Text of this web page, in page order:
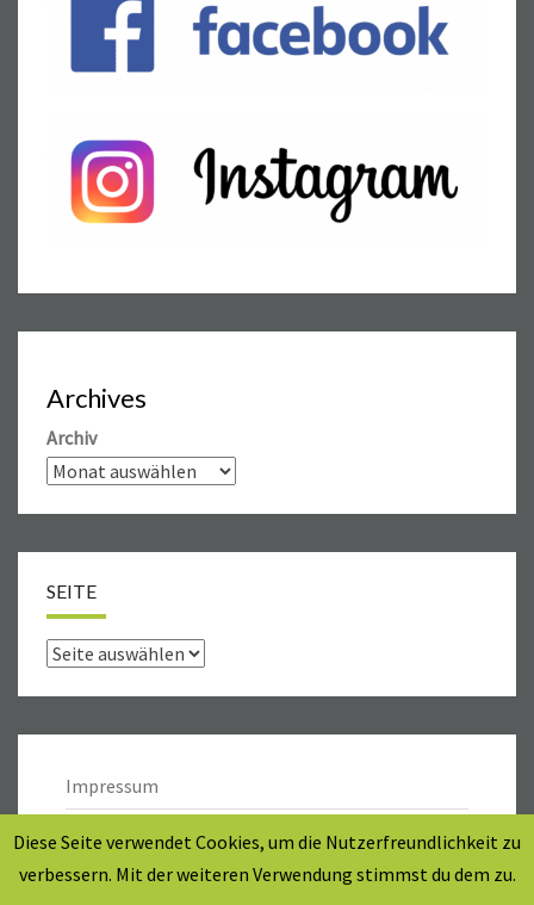
Archives
Archiv
SEITE
Seite
Impressum
Datenschutz
Diese Seite verwendet Cookies, um die Nutzerfreundlichkeit zu
verbessern. Mit der weiteren Verwendung stimmst du dem zu.